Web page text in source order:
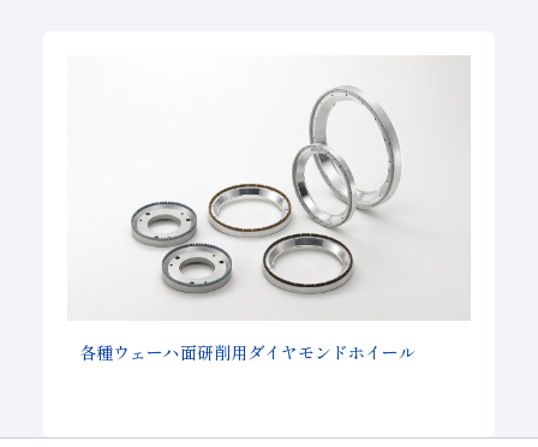
各種ウェーハ面研削用ダイヤモンドホイール